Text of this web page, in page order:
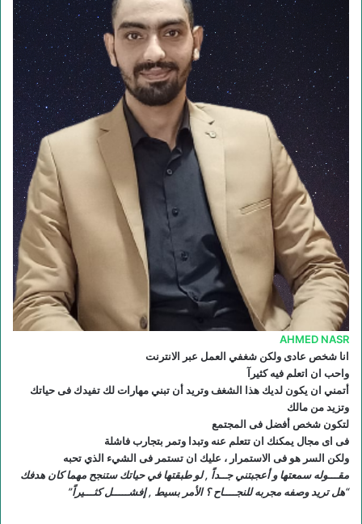
و
ك
ر
و
ب
ق
ر
ا
م
ا
ل
م
و
ق
AHMED NASR
انا شخص عادى ولكن شغفي العمل عبر الانترنت
واحب ان اتعلم فيه كثيرآ
أتمني ان يكون لديك هذا الشغف وتريد أن تبني مهارات لك تفيدك فى حياتك
وتزيد من مالك
لتكون شخص أفضل فى المجتمع
فى اى مجال يمكنك ان تتعلم عنه وتبدا وتمر بتجارب فاشلة
ولكن السر هو فى الاستمرار ، عليك ان تستمر فى الشيء الذي تحبه
مقـــوله سمعتها و أعجبتني جــداً , لو طبقتها في حياتك ستنجح مهما كان هدفك
“هل تريد وصفه مجربه للنجــــاح ؟ الأمر بسيط , إفشـــــل كثـــيراً”